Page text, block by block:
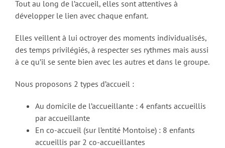
Tout au long de l’accueil, elles sont attentives à
développer le lien avec chaque enfant.
Elles veillent à lui octroyer des moments individualisés,
des temps privilégiés, à respecter ses rythmes mais aussi
à ce qu’il se sente bien avec les autres et dans le groupe.
Nous proposons 2 types d’accueil :
Au domicile de l’accueillante : 4 enfants accueillis
par accueillante
En co-accueil (sur l’entité Montoise) : 8 enfants
accueillis par 2 co-accueillantes